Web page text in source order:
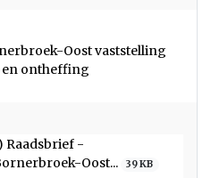
Oost vaststelling
en ontheffing
Raadsbrief -
Oost...
39 KB